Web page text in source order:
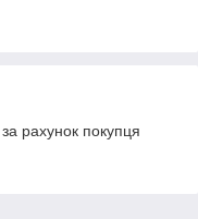
рахунок покупця